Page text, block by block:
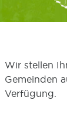
Wir stellen
Gemeinden
Verfügung.